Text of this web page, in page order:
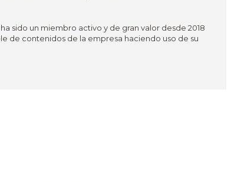
sido un miembro activo y de gran valor desde 2018
de contenidos de la empresa haciendo uso de su